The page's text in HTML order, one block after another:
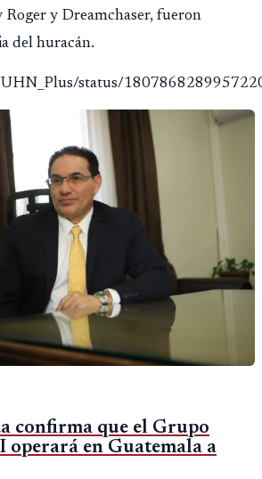
Roger y Dreamchaser, fueron
del huracán.
status/
confirma que el Grupo
operará en Guatemala a